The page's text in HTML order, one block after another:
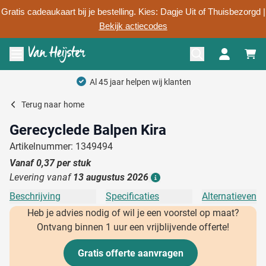
Gratis cadeaukaart bij je bestelling. Kies: Dagje Uit of Thuisbezorgd |
Bekijk actiecodes
Ga naar de inhoud
Menu openen
Al 45 jaar helpen wij klanten
Terug naar home
Gerecyclede Balpen Kira
Artikelnummer: 1349494
Vanaf0,37per stuk
Levering vanaf 13 augustus 2026
Beschrijving Specificaties
Alternatieven
Heb je advies nodig of wil je een voorstel op maat?
Ontvang binnen 1 uur een vrijblijvende offerte!
Gratis offerte aanvragen